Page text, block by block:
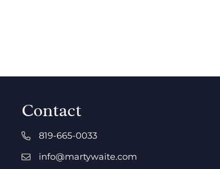
Contact
819-665-0033
info@martywaite.com